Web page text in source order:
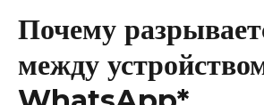
Почему
между